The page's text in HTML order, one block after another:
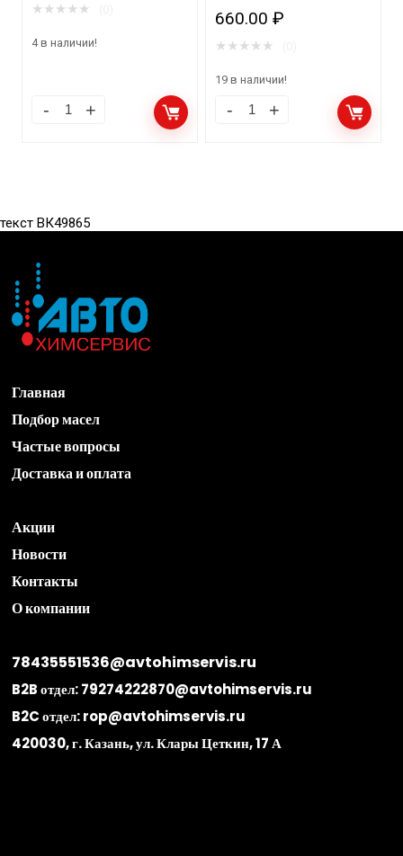
★ ★ ★ ★ ★
4 в наличии!
660.00₽
★ ★ ★ ★ ★
19 в наличии!
текст ВК49865
Главная
Подбор масел
Частые вопросы
Доставка и оплата
Акции
Новости
Контакты
О компании
78435551536@avtohimservis.ru
B2B отдел:79274222870@avtohimservis.ru
B2C отдел:rop@avtohimservis.ru
420030, г. Казань, ул. Клары Цеткин, 17 А